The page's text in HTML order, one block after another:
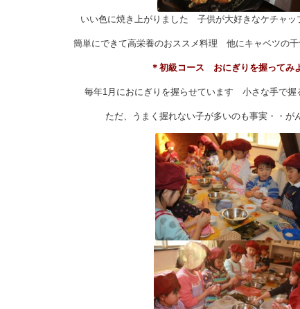
いい色に焼き上がりました 子供が大好きなケチャッ
簡単にできて高栄養のおススメ料理 他にキャベツの
＊初級コース おにぎりを握ってみ
毎年1月におにぎりを握らせています 小さな手で握
ただ、うまく握れない子が多いのも事実・・が